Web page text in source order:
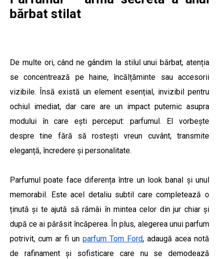
bărbat stilat
De multe ori, când ne gândim la stilul unui bărbat, atenția
se concentrează pe haine, încălțăminte sau accesorii
vizibile. Însă există un element esențial, invizibil pentru
ochiul imediat, dar care are un impact puternic asupra
modului în care ești perceput: parfumul. El vorbește
despre tine fără să rostești vreun cuvânt, transmite
eleganță, încredere și personalitate.
Parfumul poate face diferența între un look banal și unul
memorabil. Este acel detaliu subtil care completează o
ținută și te ajută să rămâi în mintea celor din jur chiar și
după ce ai părăsit încăperea. În plus, alegerea unui parfum
potrivit, cum ar fi un parfum Tom Ford, adaugă acea notă
de rafinament și sofisticare care nu se demodează